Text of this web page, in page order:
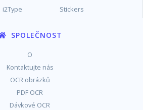
i2Type Stickers
SPOLEČNOST
O
Kontaktujte nás
OCR obrázků
PDF OCR
Dávkové OCR